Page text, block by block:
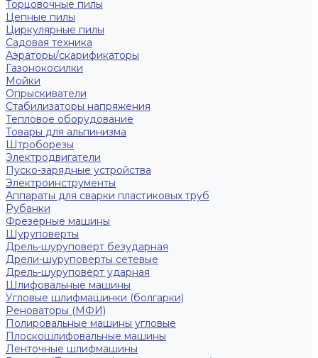
Торцовочные пилы
Цепные пилы
Циркулярные пилы
Садовая техника
Аэраторы/скарификаторы
Газонокосилки
Мойки
Опрыскиватели
Стабилизаторы напряжения
Тепловое оборудование
Товары для альпинизма
Штроборезы
Электродвигатели
Пуско-зарядные устройства
Электроинструменты
Аппараты для сварки пластиковых труб
Рубанки
Фрезерные машины
Шуруповерты
Дрель-шуруповерт безударная
Дрели-шуруповерты сетевые
Дрель-шуруповерт ударная
Шлифовальные машины
Угловые шлифмашинки (болгарки)
Реноваторы (МФИ)
Полировальные машины угловые
Плоскошлифовальные машины
Ленточные шлифмашины